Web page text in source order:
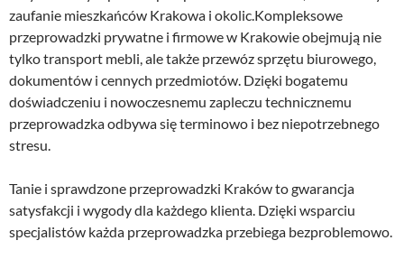
zaufanie mieszkańców Krakowa i okolic.Kompleksowe
przeprowadzki prywatne i firmowe w Krakowie obejmują nie
tylko transport mebli, ale także przewóz sprzętu biurowego,
dokumentów i cennych przedmiotów. Dzięki bogatemu
doświadczeniu i nowoczesnemu zapleczu technicznemu
przeprowadzka odbywa się terminowo i bez niepotrzebnego
stresu.
Tanie i sprawdzone przeprowadzki Kraków to gwarancja
satysfakcji i wygody dla każdego klienta. Dzięki wsparciu
specjalistów każda przeprowadzka przebiega bezproblemowo.